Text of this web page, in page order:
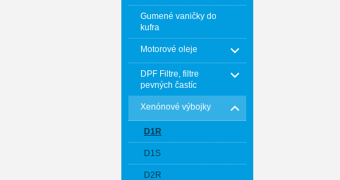
Gumené vaničky do
kufra
Motorové oleje
DPF Filtre, filtre
pevných častíc
Xenónové výbojky
D1R
D1S
D2R